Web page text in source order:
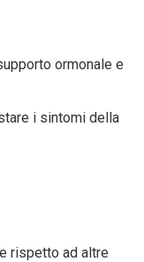
ormonale e
i sintomi della
rispetto ad altre